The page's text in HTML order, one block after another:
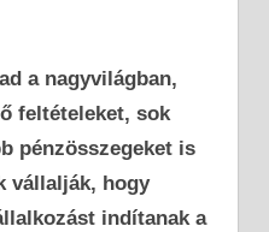
a nagyvilágban,
feltételeket, sok
pénzösszegeket is
vállalják, hogy
indítanak a